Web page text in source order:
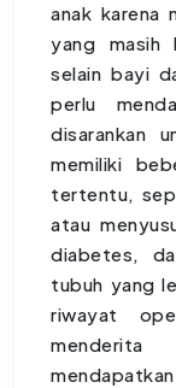
anak karena
yang masih
selain bayi
perlu
disarankan
memiliki
tertentu,
atau
diabetes,
tubuh yang
riwayat